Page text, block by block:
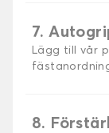
7.
Lägg till vår
8.